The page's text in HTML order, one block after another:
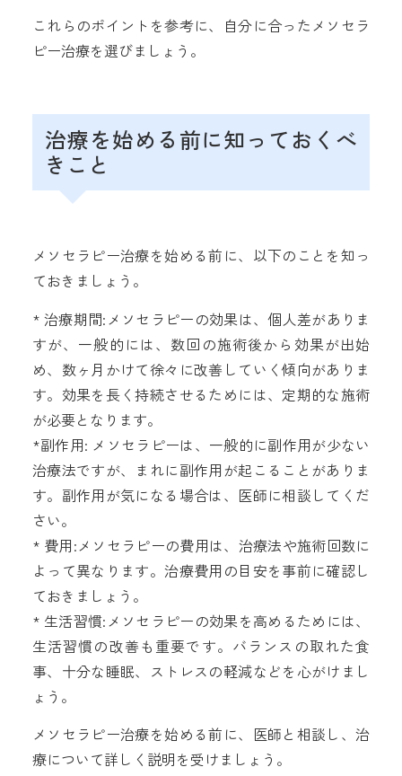
これらのポイントを参考に、自分に合ったメソセラ
ピー治療を選びましょう。
治療を始める前に知っておくべ
きこと
メソセラピー治療を始める前に、以下のことを知っ
ておきましょう。
* 治療期間:メソセラピーの効果は、個人差がありま
すが、一般的には、数回の施術後から効果が出始
め、数ヶ月かけて徐々に改善していく傾向がありま
す。効果を長く持続させるためには、定期的な施術
が必要となります。
*副作用: メソセラピーは、一般的に副作用が少ない
治療法ですが、まれに副作用が起こることがありま
す。副作用が気になる場合は、医師に相談してくだ
さい。
* 費用:メソセラピーの費用は、治療法や施術回数に
よって異なります。治療費用の目安を事前に確認し
ておきましょう。
* 生活習慣:メソセラピーの効果を高めるためには、
生活習慣の改善も重要です。バランスの取れた食
事、十分な睡眠、ストレスの軽減などを心がけまし
ょう。
メソセラピー治療を始める前に、医師と相談し、治
療について詳しく説明を受けましょう。